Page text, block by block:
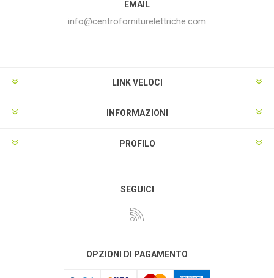
EMAIL
info@centroforniturelettriche.com
LINK VELOCI
INFORMAZIONI
PROFILO
SEGUICI
OPZIONI DI PAGAMENTO